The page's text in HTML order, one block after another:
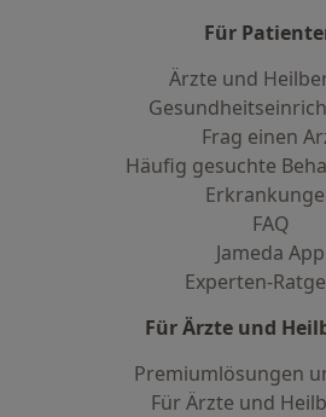
Für
Ärzte und
Frag einen
Häufig gesuchte
FAQ
Jameda App
Experten-
Für Ärzte und
Premiumlösungen
Für Ärzte und